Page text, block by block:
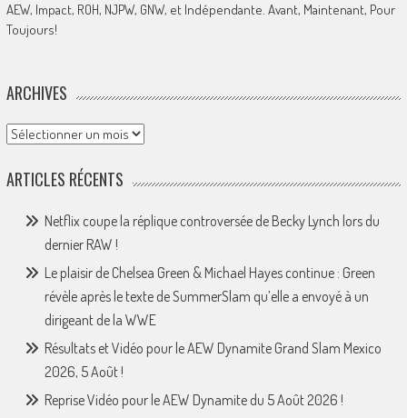
AEW, Impact, ROH, NJPW, GNW, et Indépendante. Avant, Maintenant, Pour
Toujours!
ARCHIVES
Archives
ARTICLES RÉCENTS
Netflix coupe la réplique controversée de Becky Lynch lors du
dernier RAW !
Le plaisir de Chelsea Green & Michael Hayes continue : Green
révèle après le texte de SummerSlam qu’elle a envoyé à un
dirigeant de la WWE
Résultats et Vidéo pour le AEW Dynamite Grand Slam Mexico
2026, 5 Août !
Reprise Vidéo pour le AEW Dynamite du 5 Août 2026 !